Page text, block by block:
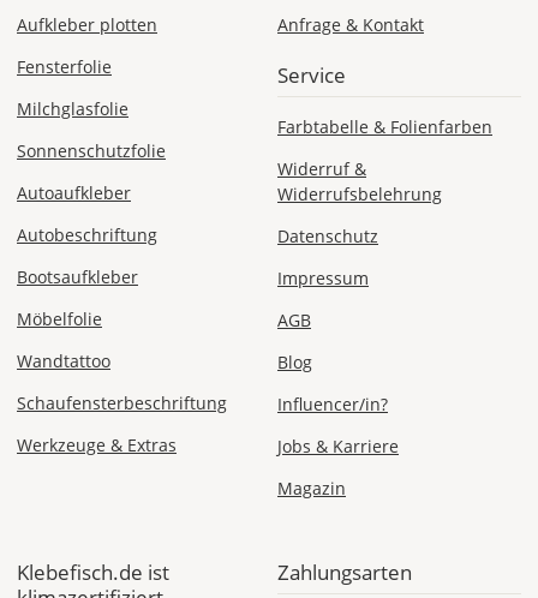
ab 5,99 EUR*
Express
Deutschland
Di., 11.08. -
Mi., 12.08.
ab 24,98
ab 9,99 EUR*
EUR
Die
genauen
Aufkleber plotten
Fensterfolie
Milchglasfolie
Sonnenschutzfolie
Autoaufkleber
Autobeschriftung
Bootsaufkleber
Möbelfolie
Wandtattoo
Schaufensterbeschriftung
Werkzeuge & Extras
Anfrage & Kontakt
Service
Farbtabelle & Folienfarben
Widerruf &
Widerrufsbelehrung
Datenschutz
Impressum
AGB
Blog
Influencer/in?
Jobs & Karriere
Magazin
Klebefisch.de ist
Zahlungsarten